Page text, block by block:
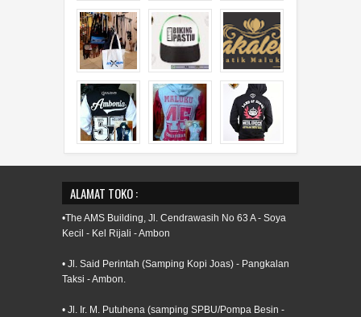
ALAMAT TOKO :
•The AMS Building, Jl. Cendrawasih No 63 A - Soya
Kecil - Kel Rijali - Ambon
• Jl. Said Perintah (Samping Kopi Joas) - Pangkalan
Taksi - Ambon.
• Jl. Ir. M. Putuhena (samping SPBU/Pompa Besin -